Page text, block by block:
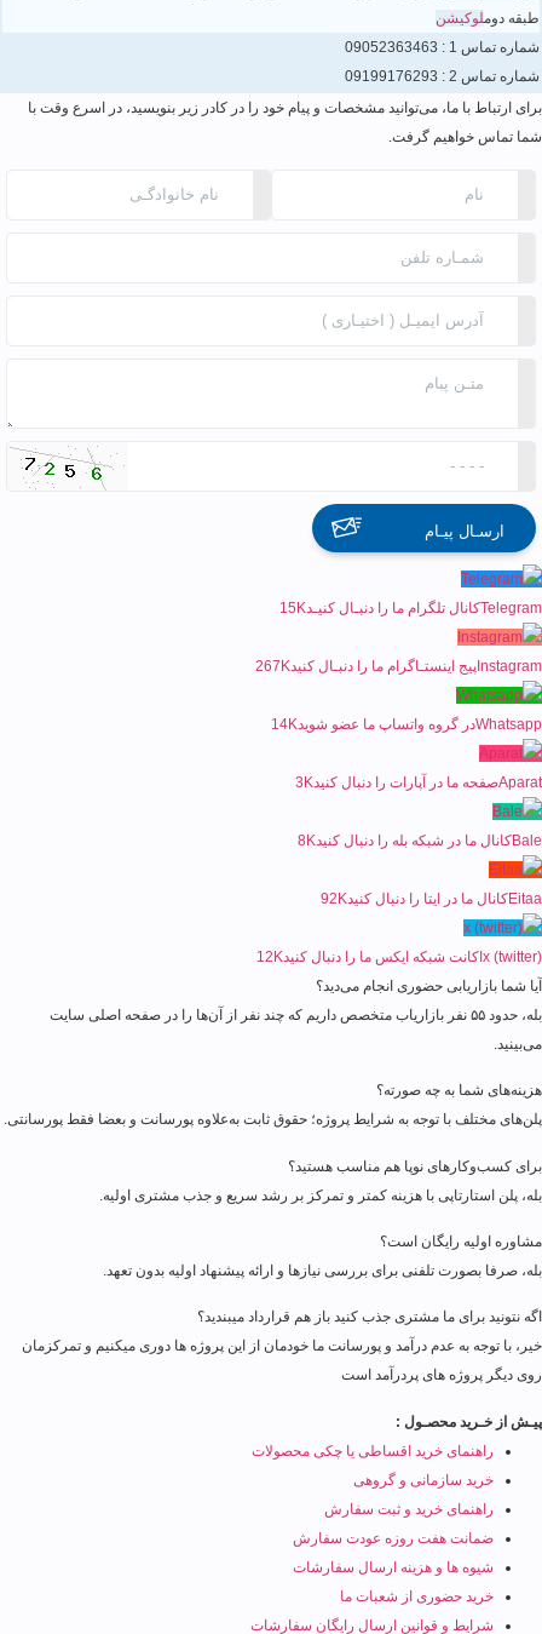
طبقه دوملوکیشن
شماره تماس 1 :
شماره تماس 2 :
برای ارتباط با ما، می‌توانید مشخصات و پیام خود را در کادر زیر بنویسید، در اسرع وقت با
شما تماس خواهیم گرفت.
ارسـال پیـام
Telegramکانال تلگرام ما را دنبـال کنیـد15K
Instagramپیج اینستـاگرام ما را دنبـال کنید267K
Whatsappدر گروه واتساپ ما عضو شوید14K
Aparatصفحه ما در آپارات را دنبال کنید3K
Baleکانال ما در شبکه بله را دنبال کنید8K
Eitaaکانال ما در ایتا را دنبال کنید92K
x (twitter)اکانت شبکه ایکس ما را دنبال کنید12K
آیا شما بازاریابی حضوری انجام می‌دید؟
بله، حدود ۵۵ نفر بازاریاب متخصص داریم که چند نفر از آن‌ها را در صفحه اصلی سایت
می‌بینید.
هزینه‌های شما به چه صورته؟
پلن‌های مختلف با توجه به شرایط پروژه؛ حقوق ثابت به‌علاوه پورسانت و بعضا فقط پورسانتی.
برای کسب‌وکارهای نوپا هم مناسب هستید؟
بله، پلن استارتاپی با هزینه کمتر و تمرکز بر رشد سریع و جذب مشتری اولیه.
مشاوره اولیه رایگان است؟
بله، صرفا بصورت تلفنی برای بررسی نیازها و ارائه پیشنهاد اولیه بدون تعهد.
اگه نتونید برای ما مشتری جذب کنید باز هم قرارداد میبندید؟
خیر، با توجه به عدم درآمد و پورسانت ما خودمان از این پروژه ها دوری میکنیم و تمرکزمان
روی دیگر پروژه های پردرآمد است
پیـش از خـرید محصـول :
راهنمای خرید اقساطی یا چکی محصولات
خرید سازمانی و گروهی
راهنمای خرید و ثبت سفارش
ضمانت هفت روزه عودت سفارش
شیوه ها و هزینه ارسال سفارشات
خرید حضوری از شعبات ما
شرایط و قوانین ارسال رایگان سفارشات